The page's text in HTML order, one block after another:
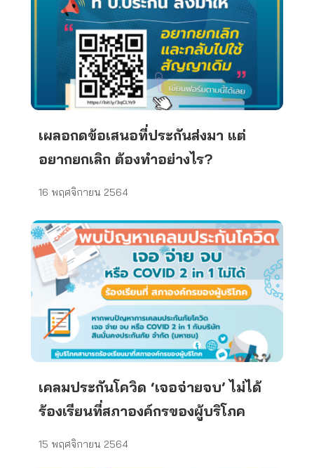
เผลอกดข้อเสนอที่ประกันส่งมา แต่
อยากยกเลิก ต้องทำอย่างไร?
16 พฤศจิกายน 2564
เคลมประกันโควิด ‘เจอจ่ายจบ’ ไม่ได้
ร้องเรียนที่สภาองค์กรของผู้บริโภค
15 พฤศจิกายน 2564